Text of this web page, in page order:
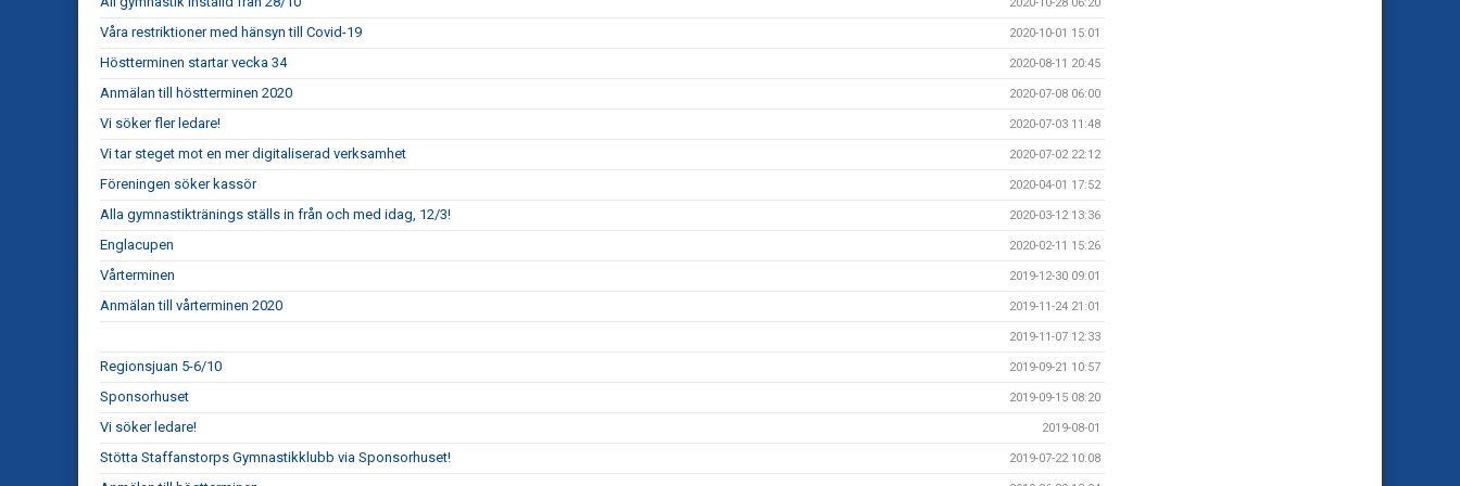
Våra restriktioner med hänsyn till Covid-19 2020-10-01 15:01
Höstterminen startar vecka 34 2020-08-11 20:45
Anmälan till höstterminen 2020 2020-07-08 06:00
Vi söker fler ledare! 2020-07-03 11:48
Vi tar steget mot en mer digitaliserad verksamhet 2020-07-02 22:12
Föreningen söker kassör 2020-04-01 17:52
Alla gymnastiktränings ställs in från och med idag, 12/3! 2020-03-12 13:36
Englacupen 2020-02-11 15:26
Vårterminen 2019-12-30 09:01
Anmälan till vårterminen 2020 2019-11-24 21:01
2019-11-07 12:33
Regionsjuan 5-6/10 2019-09-21 10:57
Sponsorhuset 2019-09-15 08:20
Vi söker ledare! 2019-08-01
Stötta Staffanstorps Gymnastikklubb via Sponsorhuset! 2019-07-22 10:08